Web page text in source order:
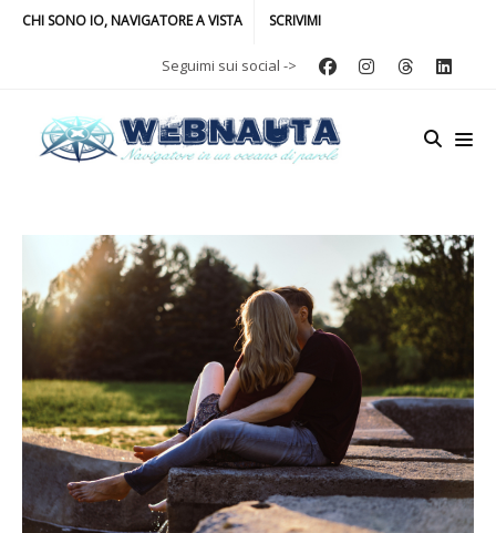
CHI SONO IO, NAVIGATORE A VISTA SCRIVIMI
Seguimi sui social ->